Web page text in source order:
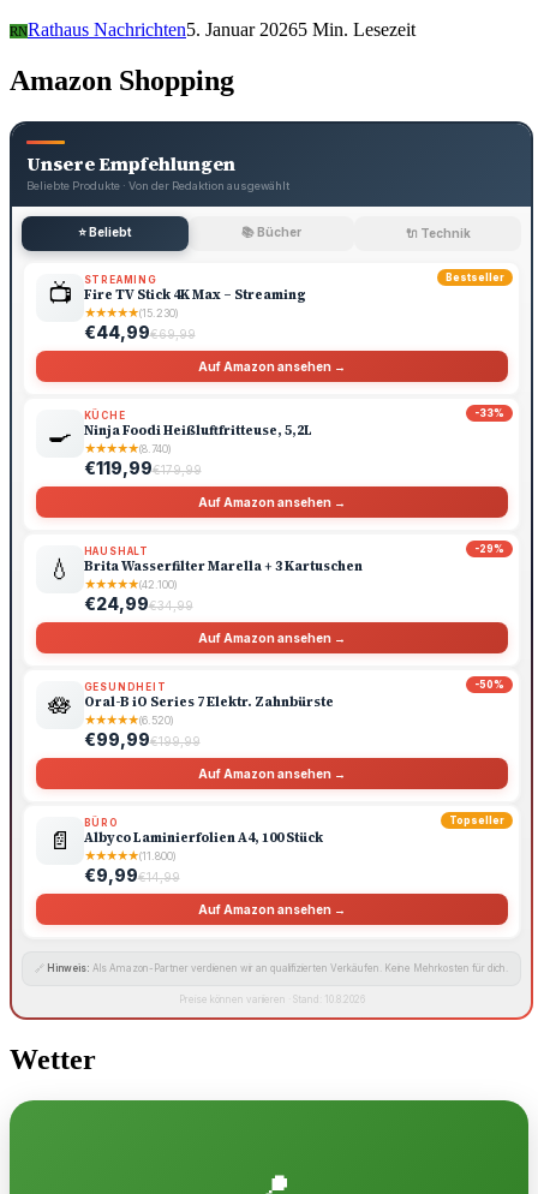
RNRathaus Nachrichten5. Januar 20265 Min. Lesezeit
Amazon Shopping
Unsere Empfehlungen
Beliebte Produkte · Von der Redaktion ausgewählt
⭐ Beliebt 📚 Bücher 🔌 Technik
Bestseller
📺 STREAMING
Fire TV Stick 4K Max – Streaming
★★★★★(15.230)
€44,99€69,99
Auf Amazon ansehen →
-33%
🍳
KÜCHE
Ninja Foodi Heißluftfritteuse, 5,2L
★★★★★(8.740)
€119,99€179,99
Auf Amazon ansehen →
-29%
💧
HAUSHALT
Brita Wasserfilter Marella + 3 Kartuschen
★★★★★(42.100)
€24,99€34,99
Auf Amazon ansehen →
-50%
🪷
GESUNDHEIT
Oral-B iO Series 7 Elektr. Zahnbürste
★★★★★(6.520)
€99,99€199,99
Auf Amazon ansehen →
Topseller
📄
BÜRO
Albyco Laminierfolien A4, 100 Stück
★★★★★(11.800)
€9,99€14,99
Auf Amazon ansehen →
🔗 Hinweis: Als Amazon-Partner verdienen wir an qualifizierten Verkäufen. Keine Mehrkosten für dich.
Preise können variieren · Stand: 10.8.2026
Wetter